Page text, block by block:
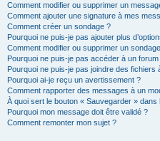
Comment modifier ou supprimer un
Comment ajouter une signature à mes
Comment créer un sondage ?
Pourquoi ne puis-je pas ajouter plus
Comment modifier ou supprimer un
Pourquoi ne puis-je pas accéder à un forum
Pourquoi ne puis-je pas joindre des fichiers
Pourquoi ai-je reçu un avertissement ?
Comment rapporter des messages à un
À quoi sert le bouton « Sauvegarder »
Pourquoi mon message doit être validé ?
Comment remonter mon sujet ?